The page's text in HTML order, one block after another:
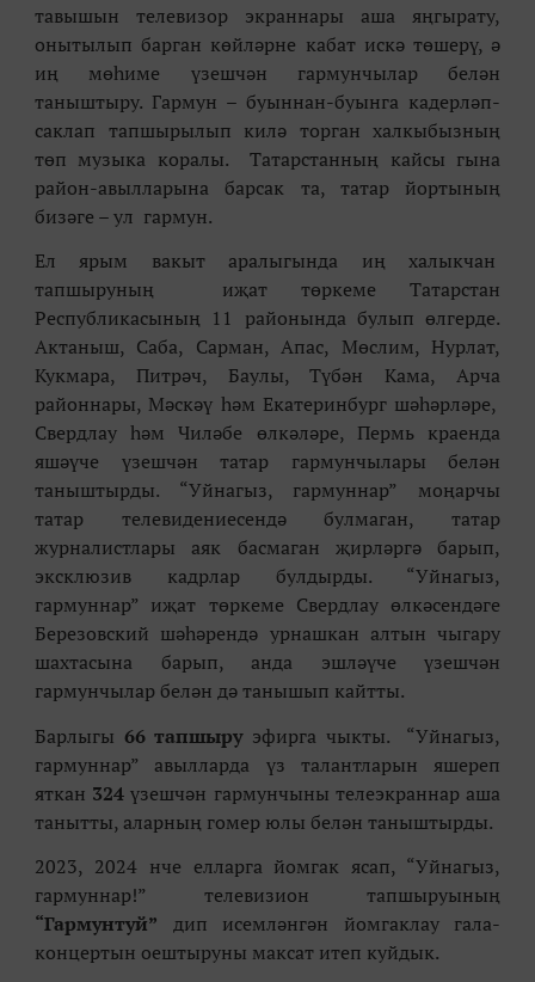
тавышын телевизор экраннары аша яңгырату,
онытылып барган көйләрне кабат искә төшерү, ә
иң мөһиме үзешчән гармунчылар белән
таныштыру. Гармун – буыннан-буынга кадерләп-
саклап тапшырылып килә торган халкыбызның
төп музыка коралы. Татарстанның кайсы гына
район-авылларына барсак та, татар йортының
бизәге – ул гармун.
Ел ярым вакыт аралыгында иң халыкчан
тапшыруның иҗат төркеме Татарстан
Республикасының 11 районында булып өлгерде.
Актаныш, Саба, Сарман, Апас, Мөслим, Нурлат,
Кукмара, Питрәч, Баулы, Түбән Кама, Арча
районнары, Мәскәү һәм Екатеринбург шәһәрләре,
Свердлау һәм Чиләбе өлкәләре, Пермь краенда
яшәүче үзешчән татар гармунчылары белән
таныштырды. “Уйнагыз, гармуннар” моңарчы
татар телевидениесендә булмаган, татар
журналистлары аяк басмаган җирләргә барып,
эксклюзив кадрлар булдырды. “Уйнагыз,
гармуннар” иҗат төркеме Свердлау өлкәсендәге
Березовский шәһәрендә урнашкан алтын чыгару
шахтасына барып, анда эшләүче үзешчән
гармунчылар белән дә танышып кайтты.
Барлыгы 66 тапшыруэфирга чыкты. “Уйнагыз,
гармуннар” авылларда үз талантларын яшереп
яткан 324 үзешчән гармунчыны телеэкраннар аша
танытты, аларның гомер юлы белән таныштырды.
2023, 2024 нче елларга йомгак ясап, “Уйнагыз,
гармуннар!” телевизион тапшыруының
“Гармунтуй” дип исемләнгән йомгаклау гала-
концертын оештыруны максат итеп куйдык.